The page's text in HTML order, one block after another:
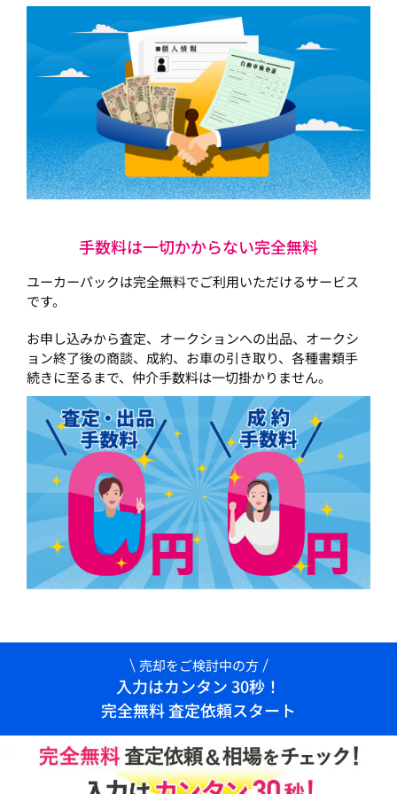
手数料は一切かからない完全無料
ユーカーパックは完全無料でご利用いただけるサービス
です。
お申し込みから査定、オークションへの出品、オークシ
ョン終了後の商談、成約、お車の引き取り、各種書類手
続きに至るまで、仲介手数料は一切掛かりません。
売却をご検討中の方
入力はカンタン 30秒！
完全無料 査定依頼スタート